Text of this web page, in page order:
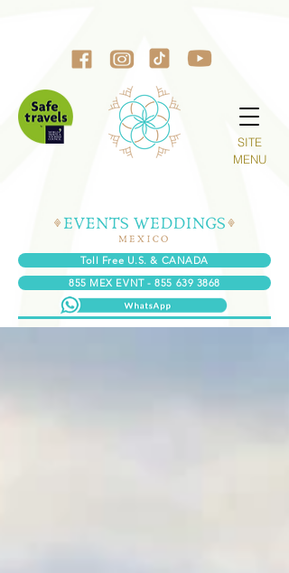
855 MEX EVNT - 855 639 3868
SITE
MENU
Toll Free U.S. & CANADA